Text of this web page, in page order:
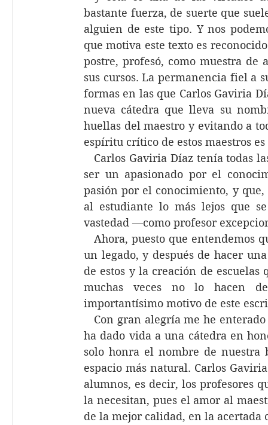
bastante fuerza, de suerte que
alguien de este tipo. Y nos
que motiva este texto es
postre, profesó, como muestra
sus cursos. La permanencia fiel a
formas en las que Carlos Gaviria
nueva cátedra que lleva su
huellas del maestro y evitando a
espíritu crítico de estos maestros
Carlos Gaviria Díaz tenía todas
ser un apasionado por el
pasión por el conocimiento, y
al estudiante lo más lejos que
vastedad —como profesor
Ahora, puesto que entendemos
un legado, y después de hacer
de estos y la creación de
muchas veces no lo hacen
importantísimo motivo de este
Con gran alegría me he
ha dado vida a una cátedra en
solo honra el nombre de nuestra
espacio más natural. Carlos
alumnos, es decir, los profesores
la necesitan, pues el amor al
de la mejor calidad, en la acertada